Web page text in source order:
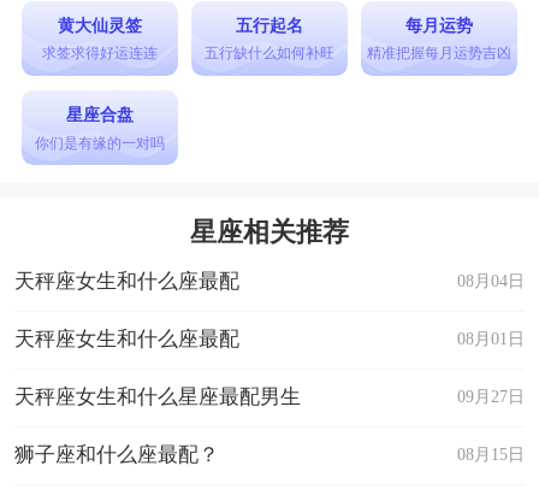
黄大仙灵签
求签求得好运连连
五行起名
五行缺什么如何补旺
每月运势
精准把握每月运势吉凶
星座合盘
你们是有缘的一对吗
星座相关推荐
08月04日
天秤座女生和什么座最配
08月01日
天秤座女生和什么座最配
09月27日
天秤座女生和什么星座最配男生
08月15日
狮子座和什么座最配？